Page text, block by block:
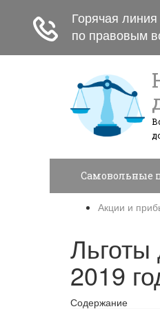
Самовольные
Акции и
2019
Содержание